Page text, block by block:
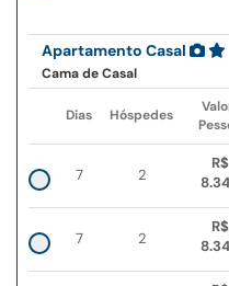
Apartamento Casal
Cama de Casal
Dias Hóspedes
7 2
R$
7 2
R$